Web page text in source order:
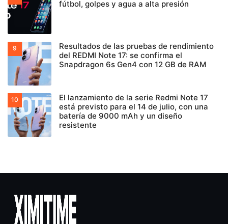
fútbol, golpes y agua a alta presión
Resultados de las pruebas de rendimiento
del REDMI Note 17: se confirma el
Snapdragon 6s Gen4 con 12 GB de RAM
El lanzamiento de la serie Redmi Note 17
está previsto para el 14 de julio, con una
batería de 9000 mAh y un diseño
resistente